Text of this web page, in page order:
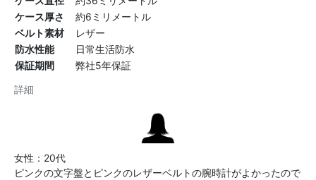
詳細
ケース厚さ
約6ミリメートル
ベルト素材
レザー
防水性能
日常生活防水
保証期間
弊社5年保証
女性：20代
ピンクの文字盤とピンクのレザーベルトの腕時計がよかったので